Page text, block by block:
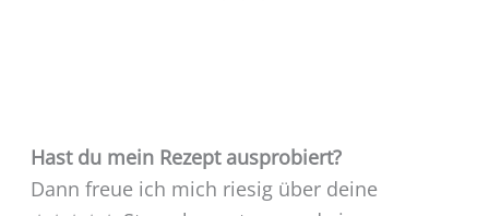
Hast du mein Rezept ausprobiert?
Dann freue ich mich riesig über deine